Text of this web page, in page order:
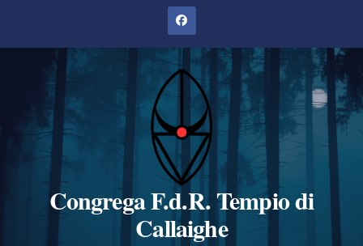
Congrega F.d.R. Tempio di
Callaighe